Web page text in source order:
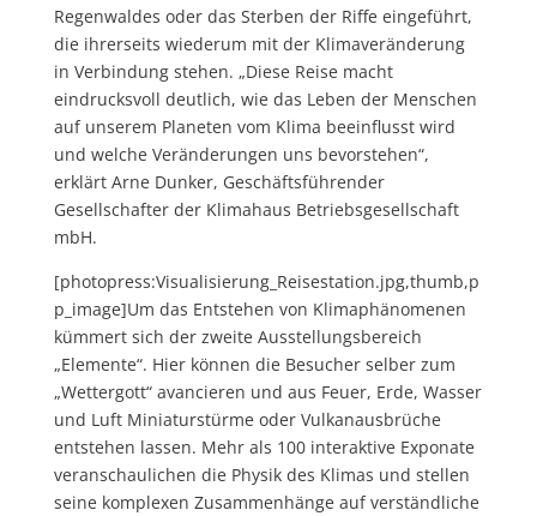
Regenwaldes oder das Sterben der Riffe eingeführt,
die ihrerseits wiederum mit der Klimaveränderung
in Verbindung stehen. „Diese Reise macht
eindrucksvoll deutlich, wie das Leben der Menschen
auf unserem Planeten vom Klima beeinflusst wird
und welche Veränderungen uns bevorstehen“,
erklärt Arne Dunker, Geschäftsführender
Gesellschafter der Klimahaus Betriebsgesellschaft
mbH.
[photopress:Visualisierung_Reisestation.jpg,thumb,p
p_image]Um das Entstehen von Klimaphänomenen
kümmert sich der zweite Ausstellungsbereich
„Elemente“. Hier können die Besucher selber zum
„Wettergott“ avancieren und aus Feuer, Erde, Wasser
und Luft Miniaturstürme oder Vulkanausbrüche
entstehen lassen. Mehr als 100 interaktive Exponate
veranschaulichen die Physik des Klimas und stellen
seine komplexen Zusammenhänge auf verständliche